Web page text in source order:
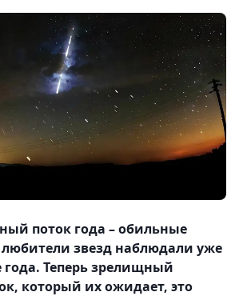
поток года – обильные
звезд наблюдали уже
Теперь зрелищный
который их ожидает, это